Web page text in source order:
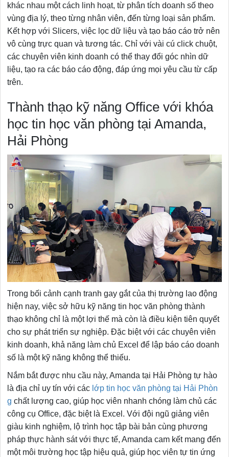
khác nhau một cách linh hoạt, từ phân tích doanh số theo
vùng địa lý, theo từng nhân viên, đến từng loại sản phẩm.
Kết hợp với Slicers, việc lọc dữ liệu và tạo báo cáo trở nên
vô cùng trực quan và tương tác. Chỉ với vài cú click chuột,
các chuyên viên kinh doanh có thể thay đổi góc nhìn dữ
liệu, tạo ra các báo cáo động, đáp ứng mọi yêu cầu từ cấp
trên.
Thành thạo kỹ năng Office với khóa
học tin học văn phòng tại Amanda,
Hải Phòng
Trong bối cảnh cạnh tranh gay gắt của thị trường lao động
hiện nay, việc sở hữu kỹ năng tin học văn phòng thành
thạo không chỉ là một lợi thế mà còn là điều kiện tiên quyết
cho sự phát triển sự nghiệp. Đặc biệt với các chuyên viên
kinh doanh, khả năng làm chủ Excel để lập báo cáo doanh
số là một kỹ năng không thể thiếu.
Nắm bắt được nhu cầu này, Amanda tại Hải Phòng tự hào
là địa chỉ uy tín với các lớp tin học văn phòng tại Hải Phòn
g chất lượng cao, giúp học viên nhanh chóng làm chủ các
công cụ Office, đặc biệt là Excel. Với đội ngũ giảng viên
giàu kinh nghiệm, lộ trình học tập bài bản cùng phương
pháp thực hành sát với thực tế, Amanda cam kết mang đến
một môi trường học tập hiệu quả, giúp học viên tự tin ứng